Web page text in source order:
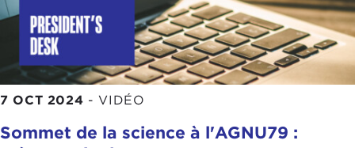
7 OCT 2024 - VIDÉO
Sommet de la science à l'AGNU79 :